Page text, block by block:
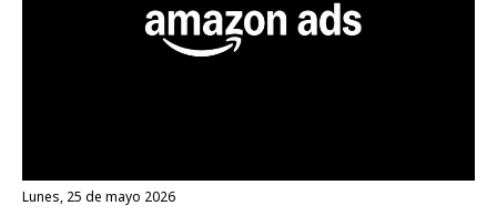
lunes, 25 de mayo 2026